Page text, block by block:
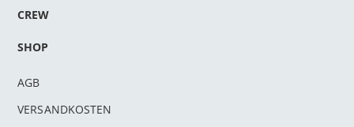
CREW
SHOP
AGB
VERSANDKOSTEN